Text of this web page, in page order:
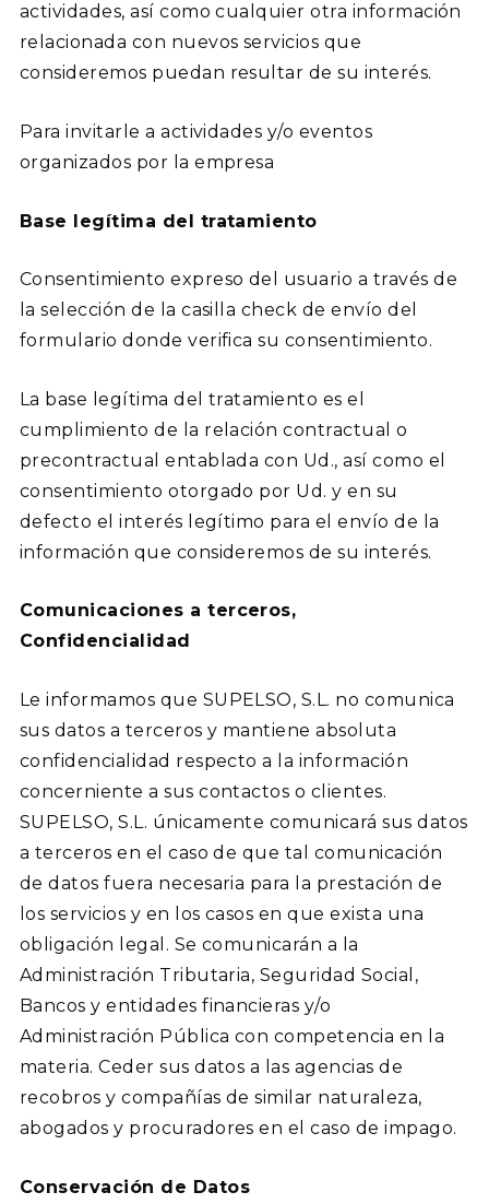
actividades, así como cualquier otra información
relacionada con nuevos servicios que
consideremos puedan resultar de su interés.
Para invitarle a actividades y/o eventos
organizados por la empresa
Base legítima del tratamiento
Consentimiento expreso del usuario a través de
la selección de la casilla check de envío del
formulario donde verifica su consentimiento.
La base legítima del tratamiento es el
cumplimiento de la relación contractual o
precontractual entablada con Ud., así como el
consentimiento otorgado por Ud. y en su
defecto el interés legítimo para el envío de la
información que consideremos de su interés.
Comunicaciones a terceros,
Confidencialidad
Le informamos que SUPELSO, S.L. no comunica
sus datos a terceros y mantiene absoluta
confidencialidad respecto a la información
concerniente a sus contactos o clientes.
SUPELSO, S.L. únicamente comunicará sus datos
a terceros en el caso de que tal comunicación
de datos fuera necesaria para la prestación de
los servicios y en los casos en que exista una
obligación legal. Se comunicarán a la
Administración Tributaria, Seguridad Social,
Bancos y entidades financieras y/o
Administración Pública con competencia en la
materia. Ceder sus datos a las agencias de
recobros y compañías de similar naturaleza,
abogados y procuradores en el caso de impago.
Conservación de Datos